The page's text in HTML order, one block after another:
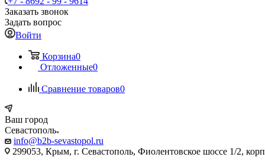
Заказать звонок
Задать вопрос
Войти
Корзина0
Отложенные0
Сравнение товаров0
Ваш город
Севастополь
info@b2b-sevastopol.ru
299053, Крым, г. Севастополь, Фиолентовское шоссе 1/2,